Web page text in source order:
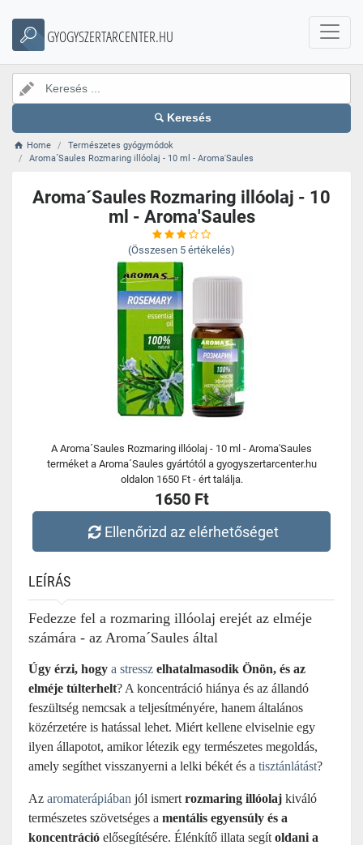
GYOGYSZERTARCENTER.HU
Keresés
Home
Természetes gyógymódok
Aroma´Saules Rozmaring illóolaj - 10 ml - Aroma'Saules
Aroma´Saules Rozmaring illóolaj - 10
ml - Aroma'Saules
(Összesen 5 értékelés)
A Aroma´Saules Rozmaring illóolaj - 10 ml - Aroma'Saules
terméket a Aroma´Saules gyártótól a gyogyszertarcenter.hu
oldalon 1650 Ft - ért találja.
1650 Ft
Ellenőrizd az elérhetőséget
LEÍRÁS
Fedezze fel a rozmaring illóolaj erejét az elméje
számára - az Aroma´Saules által
Úgy érzi, hogy a stressz elhatalmasodik Önön, és az
elméje túlterhelt? A koncentráció hiánya és az állandó
feszültség nemcsak a teljesítményére, hanem általános
közérzetére is hatással lehet. Miért kellene elviselnie egy
ilyen állapotot, amikor létezik egy természetes megoldás,
amely segíthet visszanyerni a lelki békét és a tisztánlátást?
Az aromaterápiában jól ismert rozmaring illóolaj kiváló
természetes szövetséges a mentális egyensúly és a
koncentráció elősegítésére. Élénkítő illata segít oldani a